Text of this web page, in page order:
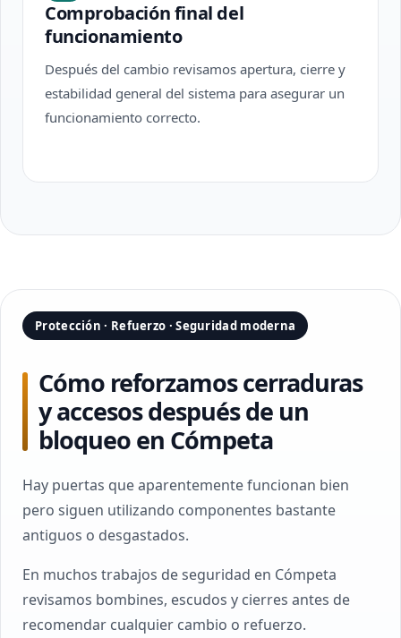
Comprobación final del
funcionamiento
Después del cambio revisamos apertura, cierre y
estabilidad general del sistema para asegurar un
funcionamiento correcto.
Protección · Refuerzo · Seguridad moderna
Cómo reforzamos cerraduras
y accesos después de un
bloqueo en Cómpeta
Hay puertas que aparentemente funcionan bien
pero siguen utilizando componentes bastante
antiguos o desgastados.
En muchos trabajos de seguridad en Cómpeta
revisamos bombines, escudos y cierres antes de
recomendar cualquier cambio o refuerzo.